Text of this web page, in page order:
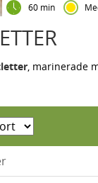
60 min
, marinerade